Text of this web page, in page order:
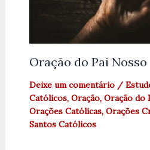
Oração do Pai Nosso
Deixe um comentário /
Católicos, Oração, Oração do
Orações Católicas, Orações
Santos Católicos